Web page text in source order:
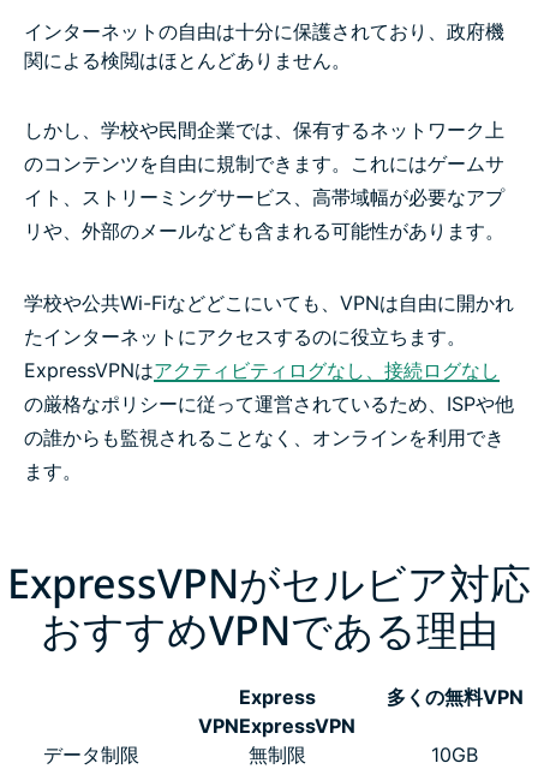
インターネットの自由は十分に保護されており、政府機
関による検閲はほとんどありません。
しかし、学校や民間企業では、保有するネットワーク上
のコンテンツを自由に規制できます。これにはゲームサ
イト、ストリーミングサービス、高帯域幅が必要なアプ
リや、外部のメールなども含まれる可能性があります。
学校や公共Wi-Fiなどどこにいても、VPNは自由に開かれ
たインターネットにアクセスするのに役立ちます。
ExpressVPNはアクティビティログなし、接続ログなし
の厳格なポリシーに従って運営されているため、ISPや他
の誰からも監視されることなく、オンラインを利用でき
ます。
ExpressVPNがセルビア対応
おすすめVPNである理由
Express
VPNExpressVPN
多くの無料VPN
データ制限 無制限
10GB